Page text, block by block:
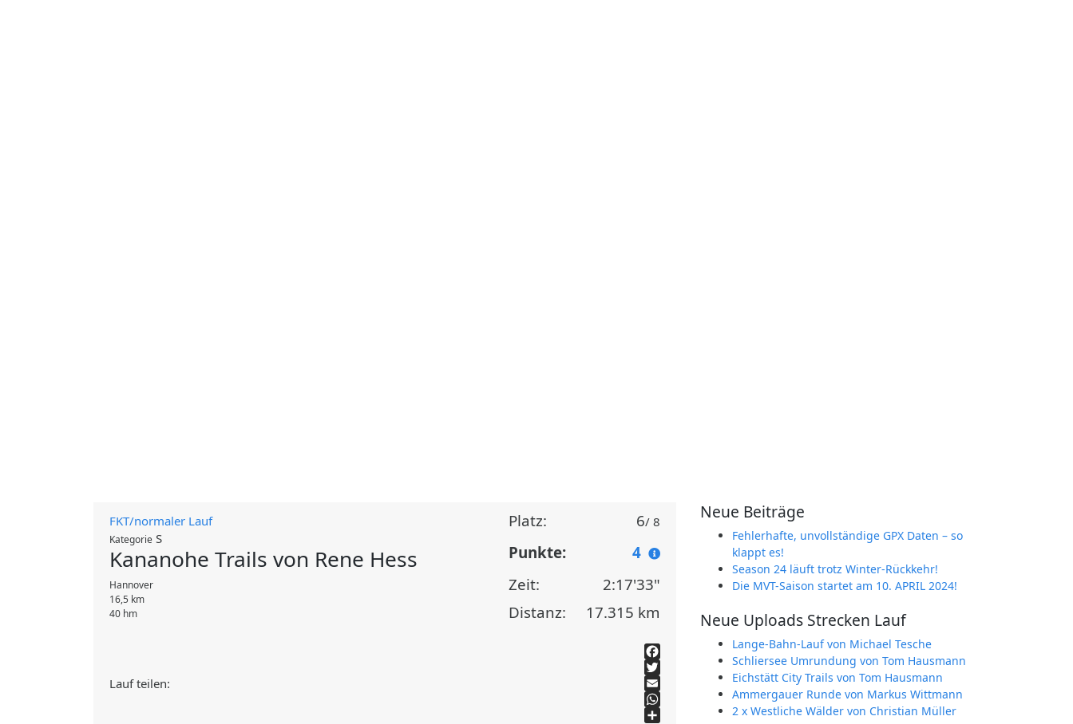
FKT/normaler Lauf
Kategorie S
Kananohe Trails von Rene Hess
Hannover
16,5 km
40 hm
Platz: 6/ 8
Punkte:
4
Zeit:
2:17'33"
Distanz: 17.315 km
Lauf teilen:
Facebook
Twitter
Email
WhatsApp
Neue Beiträge
Fehlerhafte, unvollständige GPX Daten – so
klappt es!
Season 24 läuft trotz Winter-Rückkehr!
Die MVT-Saison startet am 10. APRIL 2024!
Neue Uploads Strecken Lauf
Lange-Bahn-Lauf von Michael Tesche
Schliersee Umrundung von Tom Hausmann
Eichstätt City Trails von Tom Hausmann
Ammergauer Runde von Markus Wittmann
2 x Westliche Wälder von Christian Müller